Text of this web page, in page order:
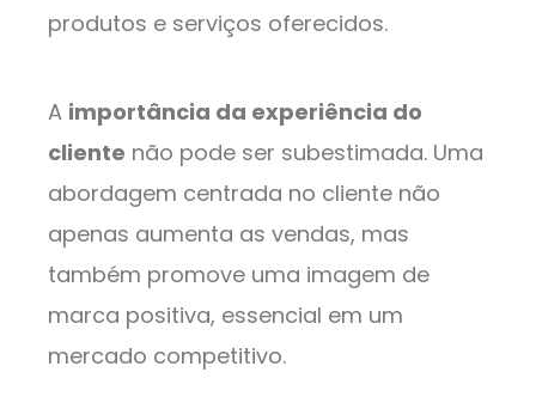
produtos e serviços oferecidos.
A importância da experiência do
cliente não pode ser subestimada. Uma
abordagem centrada no cliente não
apenas aumenta as vendas, mas
também promove uma imagem de
marca positiva, essencial em um
mercado competitivo.